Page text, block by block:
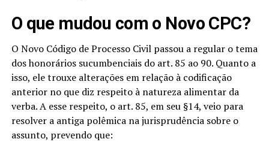
O que mudou com o Novo CPC?
O Novo Código de Processo Civil passou a regular o tema
dos honorários sucumbenciais do art. 85 ao 90. Quanto a
isso, ele trouxe alterações em relação à codificação
anterior no que diz respeito à natureza alimentar da
verba. A esse respeito, o art. 85, em seu §14, veio para
resolver a antiga polêmica na jurisprudência sobre o
assunto, prevendo que: